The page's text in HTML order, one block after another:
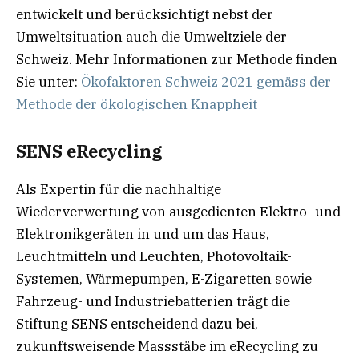
entwickelt und berücksichtigt nebst der
Umweltsituation auch die Umweltziele der
Schweiz. Mehr Informationen zur Methode finden
Sie unter: Ökofaktoren Schweiz 2021 gemäss der
Methode der ökologischen Knappheit
SENS eRecycling
Als Expertin für die nachhaltige
Wiederverwertung von ausgedienten Elektro- und
Elektronikgeräten in und um das Haus,
Leuchtmitteln und Leuchten, Photovoltaik-
Systemen, Wärmepumpen, E-Zigaretten sowie
Fahrzeug- und Industriebatterien trägt die
Stiftung SENS entscheidend dazu bei,
zukunftsweisende Massstäbe im eRecycling zu